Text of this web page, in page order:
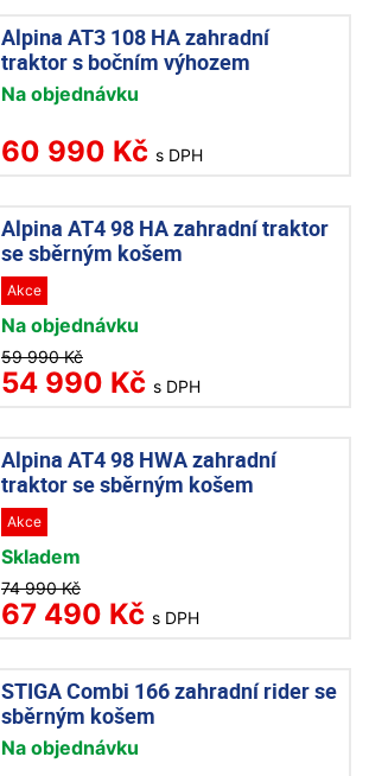
Alpina AT3 108 HA zahradní
traktor s bočním výhozem
Na objednávku
60 990 Kč s DPH
Alpina AT4 98 HA zahradní traktor
se sběrným košem
Akce
Na objednávku
59 990 Kč
54 990 Kč s DPH
Alpina AT4 98 HWA zahradní
traktor se sběrným košem
Akce
Skladem
74 990 Kč
67 490 Kč s DPH
STIGA Combi 166 zahradní rider se
sběrným košem
Na objednávku